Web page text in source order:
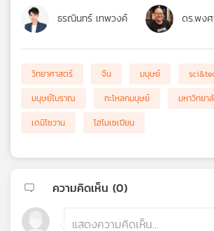
ธรณินทร์ เทพวงค์ ดร.พง
วิทยาศาสตร์ จีน มนุษย์
มนุษย์โบราณ
กะโหลกมนุษย์
มหาวิทย
เดนิโซวาน
โฮโมเซเปียน
ความคิดเห็น (0)